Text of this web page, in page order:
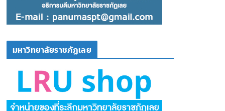
มหาวิทยาลัยราชภัฏเลย